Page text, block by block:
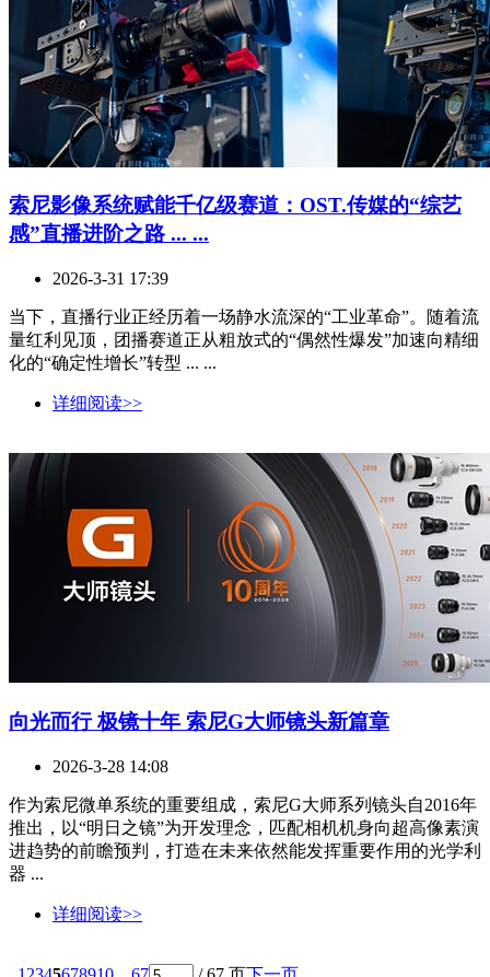
索尼影像系统赋能千亿级赛道：OST.传媒的“综艺
感”直播进阶之路 ... ...
2026-3-31 17:39
当下，直播行业正经历着一场静水流深的“工业革命”。随着流
量红利见顶，团播赛道正从粗放式的“偶然性爆发”加速向精细
化的“确定性增长”转型 ... ...
详细阅读>>
向光而行 极镜十年 索尼G大师镜头新篇章
2026-3-28 14:08
作为索尼微单系统的重要组成，索尼G大师系列镜头自2016年
推出，以“明日之镜”为开发理念，匹配相机机身向超高像素演
进趋势的前瞻预判，打造在未来依然能发挥重要作用的光学利
器 ...
详细阅读>>